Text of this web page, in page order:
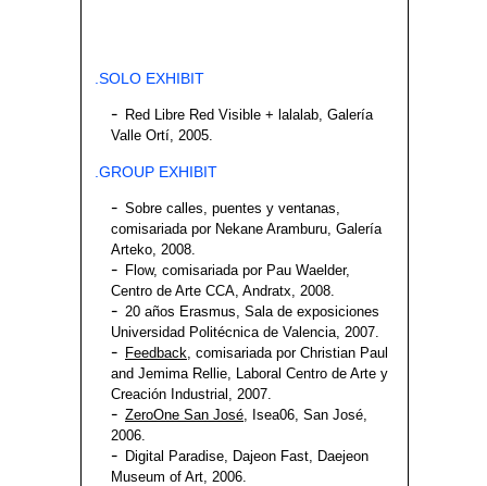
.SOLO EXHIBIT
Red Libre Red Visible + lalalab, Galería
Valle Ortí, 2005.
.GROUP EXHIBIT
Sobre calles, puentes y ventanas,
comisariada por Nekane Aramburu, Galería
Arteko, 2008.
Flow, comisariada por Pau Waelder,
Centro de Arte CCA, Andratx, 2008.
20 años Erasmus, Sala de exposiciones
Universidad Politécnica de Valencia, 2007.
Feedback , comisariada por Christian Paul
and Jemima Rellie, Laboral Centro de Arte y
Creación Industrial, 2007.
ZeroOne San José , Isea06, San José,
2006.
Digital Paradise, Dajeon Fast, Daejeon
Museum of Art, 2006.